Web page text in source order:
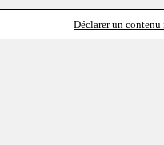
Déclarer un